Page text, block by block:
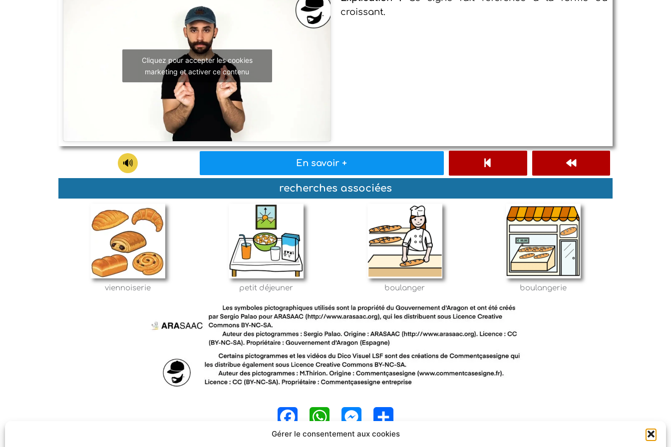
Gérer le consentement aux cookies
Cliquez pour accepter les cookies
marketing et activer ce contenu
croissant.
En savoir +
recherches associées
viennoiserie petit déjeuner boulanger boulangerie
F
a
W
h
M
e
P
a